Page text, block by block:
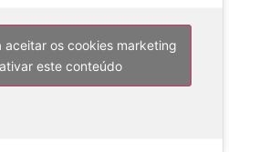
aceitar os cookies marketing
este conteúdo